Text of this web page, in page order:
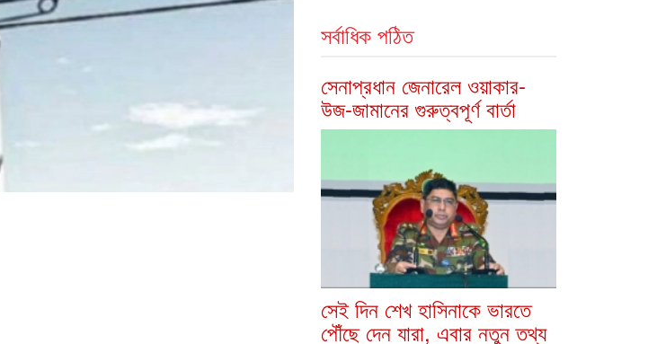
সর্বাধিক পঠিত
সেনাপ্রধান জেনারেল ওয়াকার-
উজ-জামানের গুরুত্বপূর্ণ বার্তা
সেই দিন শেখ হাসিনাকে ভারতে
পৌঁছে দেন যারা, এবার নতুন তথ্য